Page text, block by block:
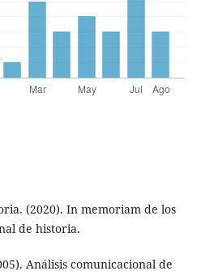
(2020). In memoriam de los
de historia.
Análisis comunicacional de